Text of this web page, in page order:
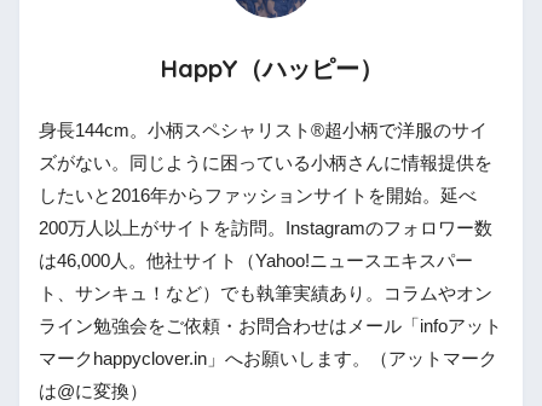
HappY（ハッピー）
身長144cm。小柄スペシャリスト®︎超小柄で洋服のサイ
ズがない。同じように困っている小柄さんに情報提供を
したいと2016年からファッションサイトを開始。延べ
200万人以上がサイトを訪問。Instagramのフォロワー数
は46,000人。他社サイト（Yahoo!ニュースエキスパー
ト、サンキュ！など）でも執筆実績あり。コラムやオン
ライン勉強会をご依頼・お問合わせはメール「infoアット
マークhappyclover.in」へお願いします。（アットマーク
は@に変換）